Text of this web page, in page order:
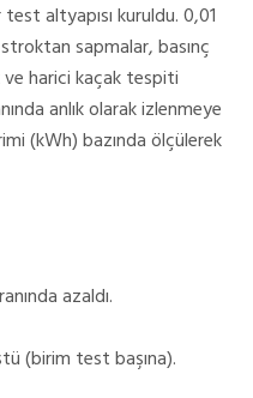
altyapısı kuruldu. 0,01
sapmalar, basınç
ve harici kaçak tespiti
anlık olarak izlenmeye
(kWh) bazında ölçülerek
azaldı.
(birim test başına).